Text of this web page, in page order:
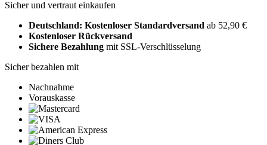
Sicher und vertraut einkaufen
Deutschland: Kostenloser Standardversand ab 52,90 €
Kostenloser Rückversand
Sichere Bezahlung mit SSL-Verschlüsselung
Sicher bezahlen mit
Nachnahme
Vorauskasse